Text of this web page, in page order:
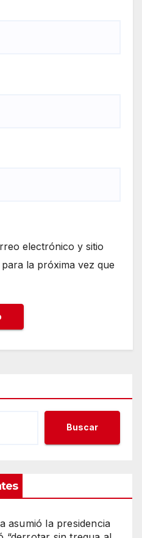
electrónico y sitio
la próxima vez que
Buscar
asumió la presidencia